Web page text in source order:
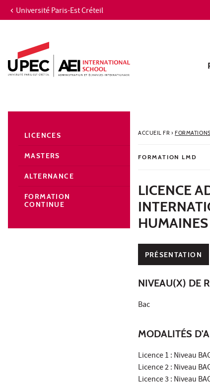
Aller au contenu
Recherche
Navigation secondaire
Université Paris-Est Créteil
ACCUEIL FR› FORMATIONS
FORMATION LMD
LICENCE
HUMAINES
PRÉSENTATION
NIVEAU(X) DE
Bac
MODALITÉS
Licence 1 : Niveau
Licence 2 : Niveau
Licence 3 : Niveau
LICENCES
MASTERS
ALTERNANCE
FORMATION
CONTINUE